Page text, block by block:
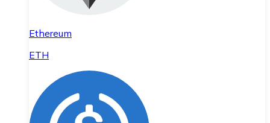
Ethereum
ETH